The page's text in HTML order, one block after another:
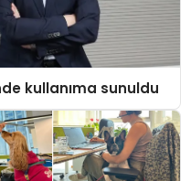
kullanıma sunuldu